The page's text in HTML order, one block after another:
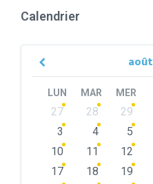
Calendrier
août
Previous
LUN MAR MER
Skip
calendar
27 28 29
3
4 5
10
11 12
17
18 19